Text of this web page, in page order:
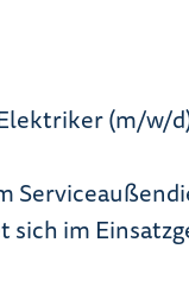
(m/w/
sich im